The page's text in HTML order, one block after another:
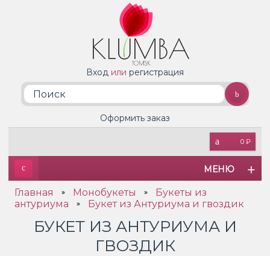
Вход или регистрация
0 ₽
Оформить заказ
МЕНЮ
Главная » Монобукеты »
Букеты из
антуриума
» Букет из Антуриума и гвоздик
БУКЕТ ИЗ АНТУРИУМА И
ГВОЗДИК